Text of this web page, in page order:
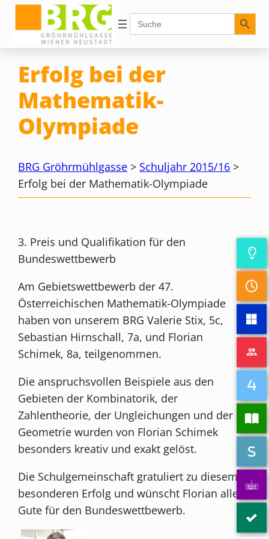
Inhalt
springen
Search
for:
Search Button
Erfolg bei der
Mathematik-
Olympiade
BRG Gröhrmühlgasse > Schuljahr 2015/16 >
Erfolg bei der Mathematik-Olympiade
3. Preis und Qualifikation für den
Bundeswettbewerb
Am Gebietswettbewerb der 47.
Österreichischen Mathematik-Olympiade
haben von unserem BRG Valerie Stix, 5c,
Sebastian Hirnschall, 7a, und Florian
Schimek, 8a, teilgenommen.
Die anspruchsvollen Beispiele aus den
Gebieten der Kombinatorik, der
Zahlentheorie, der Ungleichungen und der
Geometrie wurden von Florian Schimek
besonders kreativ und exakt gelöst.
Die Schulgemeinschaft gratuliert zu diesem
besonderen Erfolg und wünscht Florian alles
Gute für den Bundeswettbewerb.